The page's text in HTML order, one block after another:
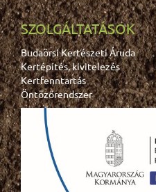
SZOLGÁLTATÁSOK
Budaörsi Kertészeti Áruda
Kertépítés, kivitelezés
Kertfenntartás
Öntözőrendszer